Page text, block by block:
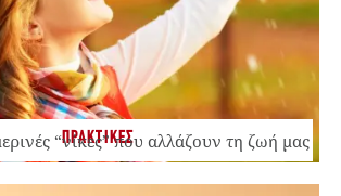
ΠΡΑΚΤΙΚΕΣ
“νίκες” που αλλάζουν τη ζωή μας